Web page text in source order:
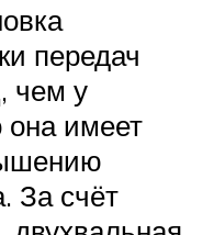
передач
чем у
она имеет
За счёт